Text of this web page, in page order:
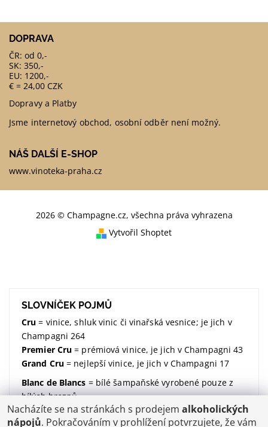
DOPRAVA
ČR: od 0,-
SK: 350,-
EU: 1200,-
€ = 24,00 CZK
Dopravy a Platby
Jsme internetový obchod, osobní odběr není možný.
NÁŠ DALŠÍ E-SHOP
www.vinoteka-praha.cz
2026 © Champagne.cz, všechna práva vyhrazena
Vytvořil Shoptet
SLOVNÍČEK POJMŮ
Cru = vinice, shluk vinic či vinařská vesnice; je jich v
Champagni 264
Premier Cru = prémiová vinice, je jich v Champagni 43
Grand Cru= nejlepší vinice, je jich v Champagni 17
Blanc de Blancs = bílé šampaňské vyrobené pouze z
bílých hroznů
Blanc de Noirs= bílé šampaňské vyrobené pouze z
modrých hroznů
Nacházíte se na stránkách s prodejem alkoholických
nápojů. Pokračováním v prohlížení potvrzujete, že vám